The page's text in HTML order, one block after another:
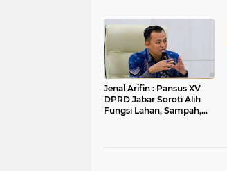
Sampah di Kota Bandung
Jenal Arifin : Pansus XV
DPRD Jabar Soroti Alih
Fungsi Lahan, Sampah,